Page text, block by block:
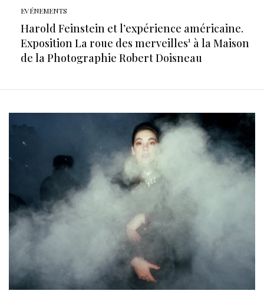
EVÉNEMENTS
Harold Feinstein et l’expérience américaine.
Exposition La roue des merveilles¹ à la Maison
de la Photographie Robert Doisneau